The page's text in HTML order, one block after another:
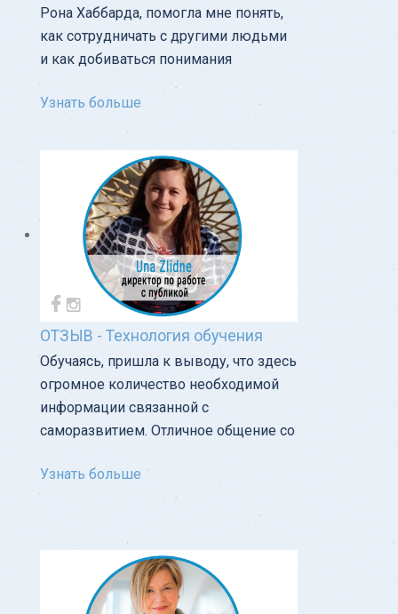
Рона Хаббарда, помогла мне понять,
как сотрудничать с другими людьми
и как добиваться понимания
Узнать больше
ОТЗЫВ - Технология обучения
Обучаясь, пришла к выводу, что здесь
огромное количество необходимой
информации связанной с
саморазвитием. Отличное общение со
Узнать больше